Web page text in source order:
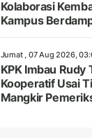
Kolaborasi
Kampus
Jumat , 07 Aug 2026,
KPK Imbau Rudy
Kooperatif Usai
Mangkir